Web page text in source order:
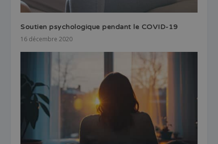
Soutien psychologique pendant le COVID-19
16 décembre 2020